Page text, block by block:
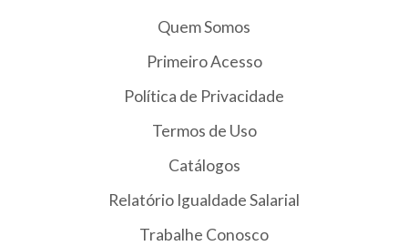
Quem Somos
Primeiro Acesso
Política de Privacidade
Termos de Uso
Catálogos
Relatório Igualdade Salarial
Trabalhe Conosco